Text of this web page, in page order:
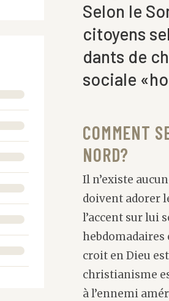
Selon le
citoyens
dants de
sociale
COMMENT
NORD?
Il n’existe
doivent adorer
l’accent sur lui
hebdomadaires
croit en Dieu
christianisme
à l’ennemi